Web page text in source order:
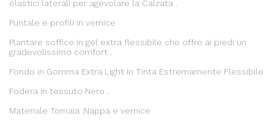
elastici laterali per agevolare la Calzata .
Puntale e profili in vernice
Plantare soffice in gel extra flessibile che offre ai piedi un
gradevolissimo comfort .
Fondo in Gomma Extra Light in Tinta Estremamente Flessibile
Fodera in tessuto Nero .
Materiale Tomaia :Nappa e vernice